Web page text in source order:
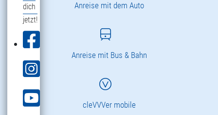
dich
jetzt!
Anreise mit dem Auto
Anreise mit Bus & Bahn
cleVVVer mobile